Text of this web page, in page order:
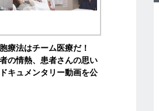
療法はチーム医療だ！
の情熱、患者さんの思い
キュメンタリー動画を公